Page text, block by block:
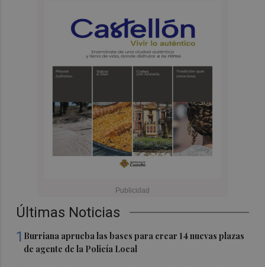
Últimas Noticias
1 Burriana aprueba las bases para crear 14 nuevas plazas
de agente de la Policía Local